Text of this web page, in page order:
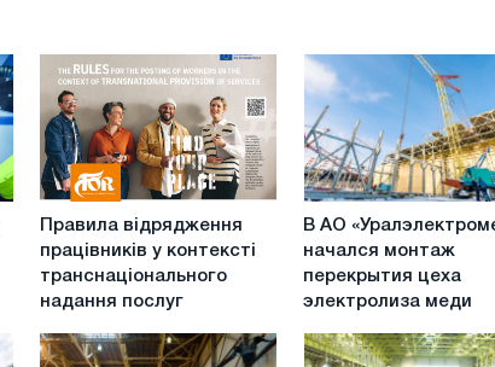
відрядження
працівників
контексті
транснаціонального
Правила відрядження
працівників у контексті
транснаціонального
надання послуг
начался
монтаж
перекрытия
В АО
начался монтаж
перекрытия цеха
электролиза меди